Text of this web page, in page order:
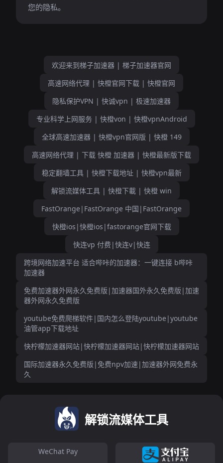
您的隐私。
欢迎来到梯子加速器 | 梯子加速器官网
高速网络代理 | 快橙官网下载 | 快橙官网
隐私保护VPN | 快诚vpn | 极速加速器
专业科学上网服务 | 快橙von | 快橙vpnAndroid
全球高速加速器 | 快橙vpn官网版 | 快橙 149
高速网络代理 | 下载 快橙 加速器 | 快橙最新版下载
稳定翻墙工具 | 快橙下载地址 | 快橙vpn最新
解锁流媒体工具 | 快橙下載 | 快橙 win
FastOrange|FastOrange 中国|FastOrange
快橙ios|快橙ios|fastorange官网下载
快连vp 付费|快连v|快连
跨境网络加速平台 适合哔咔的加速器：一键连接 b哔咔
加速器
免费加速器外网永久免费版|加速器国外永久免费版|加速
器外网永久免费版
youtube免费爬梯软件|国内怎么登陆youtube|youtube
油管app下载地址
快柠檬加速器网站|快柠檬加速器网站|快柠檬加速器网站
国际加速器永久免费版|免费npv加速|加速器外网免费永
久
解锁流媒体工具
WeChat Pay